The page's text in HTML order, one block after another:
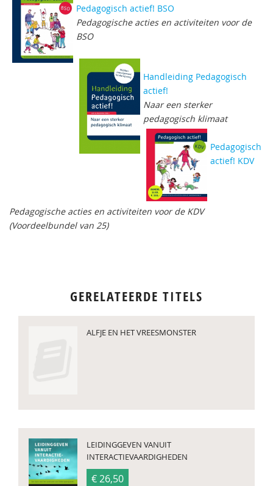
Pedagogisch actief! BSO
Pedagogische acties en activiteiten voor de
BSO
Handleiding Pedagogisch
actief!
Naar een sterker
pedagogisch klimaat
Pedagogisch
actief! KDV
Pedagogische acties en activiteiten voor de KDV
(Voordeelbundel van 25)
GERELATEERDE TITELS
ALFJE EN HET VREESMONSTER
LEIDINGGEVEN VANUIT
INTERACTIEVAARDIGHEDEN
€ 26,50